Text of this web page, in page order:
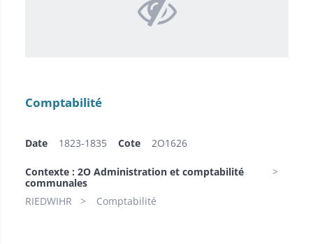
Comptabilité
Date 1823-1835 Cote 2O1626
Contexte : 2O Administration et comptabilité
communales
RIEDWIHR
Comptabilité